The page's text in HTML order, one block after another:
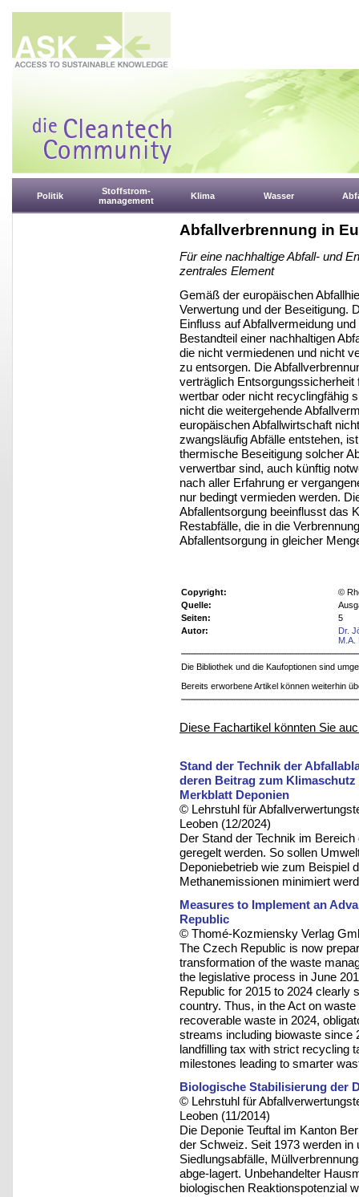
Politik
Stoffstrom-
management
Klima Wasser
Abfallverbrennung in
Für eine nachhaltige Abfall- und
zentrales Element
Gemäß der europäischen
Verwertung und der Beseitigung.
Einfluss auf Abfallvermeidung
Bestandteil einer nachhaltigen
die nicht vermiedenen und nicht
zu entsorgen. Die
verträglich
wertbar oder nicht recyclingfähig
nicht die weitergehende
europäischen Abfallwirtschaft
zwangsläufig Abfälle entstehen,
thermische Beseitigung solcher
verwertbar sind, auch künftig
nach aller Erfahrung er
nur bedingt vermieden werden.
Abfallentsorgung beeinflusst das
Restabfälle, die in die
Abfallentsorgung in gleicher
Copyright:
©
Quelle:
Seiten:
5
Autor:
Dr.
M.A.
Die Bibliothek und die Kaufoptionen sind
Bereits erworbene Artikel können weiterhin
Diese Fachartikel könnten Sie
Stand der Technik der
deren Beitrag zum
Merkblatt Deponien
© Lehrstuhl für
Leoben (12/2024)
Der Stand der Technik im
geregelt werden. So sollen
Deponiebetrieb wie zum Beispiel
Methanemissionen minimiert
Measures to Implement an
Republic
© Thomé-Kozmiensky Verlag
The Czech Republic is now
transformation of the waste
the legislative process in June
Republic for 2015 to 2024 clearly
country. Thus, in the Act on
recoverable waste in 2024,
streams including biowaste since
landfilling tax with strict recycling
milestones leading to smarter
Biologische Stabilisierung der
© Lehrstuhl für
Leoben (11/2014)
Die Deponie Teuftal im Kanton
der Schweiz. Seit 1973 werden
Siedlungsabfälle,
abge-lagert. Unbehandelter
biologischen Reaktionspotenzial